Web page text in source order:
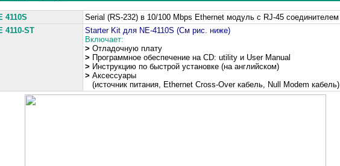
4110S
Serial (RS-232) в 10/100 Mbps Ethernet модуль с RJ-45 соединителем
4110-ST
Starter Kit для NE-4110S (См рис. ниже)
Включает:
> Отладочную плату
> Программное обеспечение на CD: utility и User Manual
> Инструкцию по быстрой установке (на английском)
> Аксессуары
(источник питания, Ethernet Cross-Over кабель, Null Modem кабель)